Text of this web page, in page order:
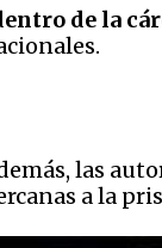
de la
las
a la